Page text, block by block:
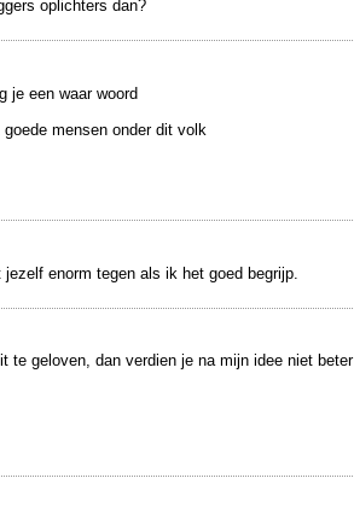
oplichters dan?
je een waar woord
mensen onder dit volk
enorm tegen als ik het goed begrijp.
te geloven, dan verdien je na mijn idee niet beter